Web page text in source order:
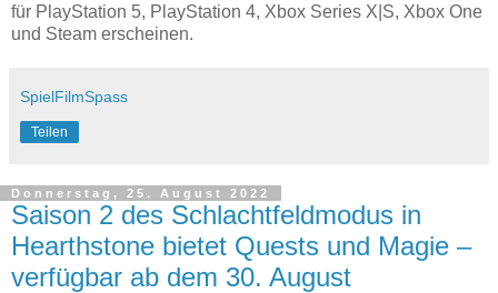
für PlayStation 5, PlayStation 4, Xbox Series X|S, Xbox One
und Steam erscheinen.
SpielFilmSpass
Teilen
Donnerstag, 25. August 2022
Saison 2 des Schlachtfeldmodus in
Hearthstone bietet Quests und Magie –
verfügbar ab dem 30. August